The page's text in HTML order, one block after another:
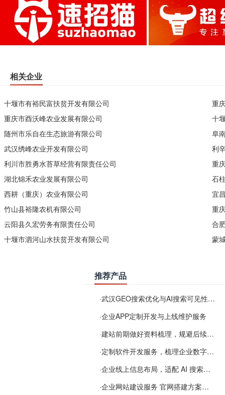
相关企业
十堰市有裕民富扶贫开发有限公司
重庆市酉沃峰农业发展有限公司
随州市乐自在生态旅游有限公司
武汉绣峰农业开发有限公司
利川市胜勇水苔草经营有限责任公司
湖北锦禾农业发展有限公司
西耕（重庆）农业有限公司
竹山县裕隆农机有限公司
云阳县久宏劳务有限责任公司
十堰市泗河山水扶贫开发有限公司
重
十
阜
利
重
石
宜
重
合
蒙
推荐产品
·武汉GEO搜索优化与AI搜索可见性服务
·企业APP定制开发与上线维护服务
·建站前期做好资料梳理，规避后续各类使用难题
·定制软件开发服务，梳理企业数字化落地常见难点
·企业线上信息布局，适配 AI 搜索需要留意这些要点
·企业网站建设服务 官网搭建方案经验分享